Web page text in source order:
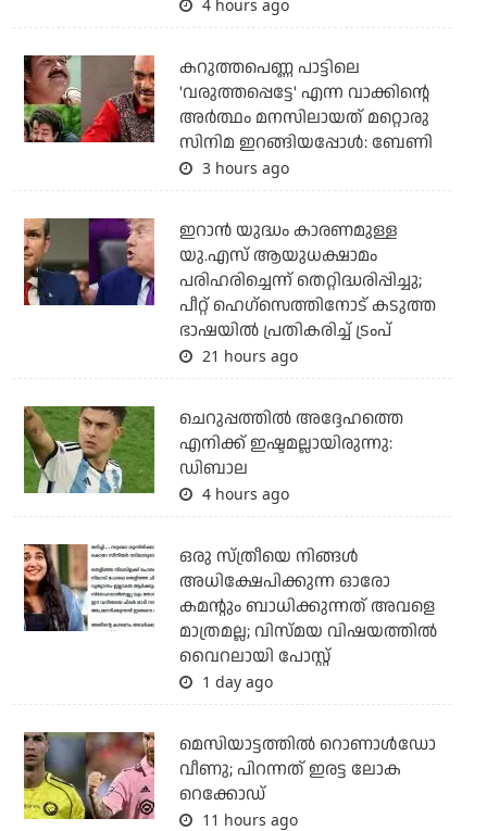
4 hours ago
കറുത്തപെണ്ണ പാട്ടിലെ
'വരുത്തപ്പെട്ടേ' എന്ന വാക്കിന്റെ
അർത്ഥം മനസിലായത് മറ്റൊരു
സിനിമ ഇറങ്ങിയപ്പോൾ: ബേണി
3 hours ago
ഇറാന്‍ യുദ്ധം കാരണമുള്ള
യു.എസ് ആയുധക്ഷാമം
പരിഹരിച്ചെന്ന് തെറ്റിദ്ധരിപ്പിച്ചു;
പീറ്റ് ഹെഗ്‌സെത്തിനോട് കടുത്ത
ഭാഷയില്‍ പ്രതികരിച്ച് ട്രംപ്
21 hours ago
ചെറുപ്പത്തില്‍ അദ്ദേഹത്തെ
എനിക്ക് ഇഷ്ടമല്ലായിരുന്നു:
ഡിബാല
4 hours ago
ഒരു സ്ത്രീയെ നിങ്ങള്‍
അധിക്ഷേപിക്കുന്ന ഓരോ
കമന്റും ബാധിക്കുന്നത് അവളെ
മാത്രമല്ല; വിസ്മയ വിഷയത്തില്‍
വൈറലായി പോസ്റ്റ്
1 day ago
മെസിയാട്ടത്തില്‍ റൊണാള്‍ഡോ
വീണു; പിറന്നത് ഇരട്ട ലോക
റെക്കോഡ്
11 hours ago